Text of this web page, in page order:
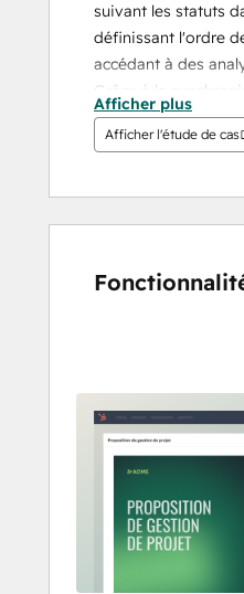
suivant les statuts
définissant l'ordre
accédant à des
Grâce à la
vous n'avez plus
manuellement les
Accélérez
sur
PandaDoc propose
documentaire
création de
encore. Rapide et
entre HubSpot et
expertise
opérationnels,
vaste bibliothèque
création de
Afficher plus
Afficher l'étude de cas